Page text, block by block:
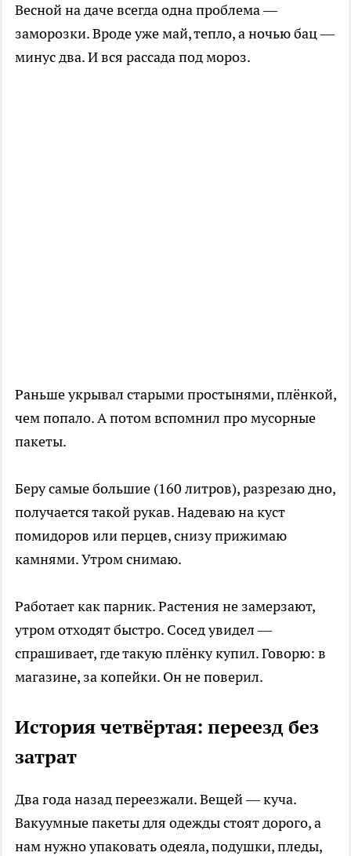
Весной на даче всегда одна проблема —
заморозки. Вроде уже май, тепло, а ночью бац —
минус два. И вся рассада под мороз.
Раньше укрывал старыми простынями, плёнкой,
чем попало. А потом вспомнил про мусорные
пакеты.
Беру самые большие (160 литров), разрезаю дно,
получается такой рукав. Надеваю на куст
помидоров или перцев, снизу прижимаю
камнями. Утром снимаю.
Работает как парник. Растения не замерзают,
утром отходят быстро. Сосед увидел —
спрашивает, где такую плёнку купил. Говорю: в
магазине, за копейки. Он не поверил.
История четвёртая: переезд без
затрат
Два года назад переезжали. Вещей — куча.
Вакуумные пакеты для одежды стоят дорого, а
нам нужно упаковать одеяла, подушки, пледы,